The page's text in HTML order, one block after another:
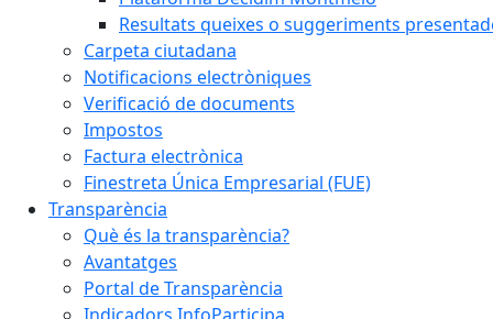
Resultats queixes o suggeriments
Carpeta ciutadana
Notificacions electròniques
Verificació de documents
Impostos
Factura electrònica
Finestreta Única Empresarial (FUE)
Transparència
Què és la transparència?
Avantatges
Portal de Transparència